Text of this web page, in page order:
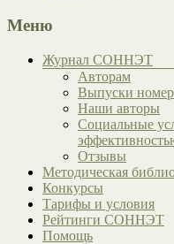
Меню
Журнал СОННЭТ
Авторам
Выпуски
Наши авторы
Социальные
Отзывы
Методическая
Конкурсы
Тарифы и условия
Рейтинги СОННЭТ
Помощь